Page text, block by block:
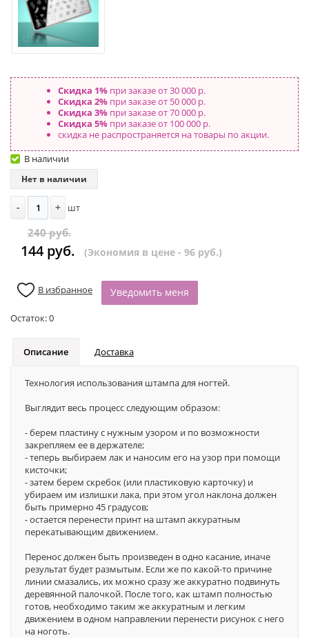
Скидка 1%при заказе от 30 000 р.
Скидка 2%при заказе от 50 000 р.
Скидка 3%при заказе от 70 000 р.
Скидка 5%при заказе от 100 000 р.
скидка не распространяется на товары по акции.
В наличии
Нет в наличии
- + шт
240 руб.
144 руб. (Экономия в цене - 96 руб.)
В избранное Уведомить меня
Остаток:0
Описание Доставка
Технология использования штампа для ногтей.
Выглядит весь процесс следующим образом:
- берем пластину с нужным узором и по возможности
закрепляем ее в держателе;
- теперь выбираем лак и наносим его на узор при помощи
кисточки;
- затем берем скребок (или пластиковую карточку) и
убираем им излишки лака, при этом угол наклона должен
быть примерно 45 градусов;
- остается перенести принт на штамп аккуратным
перекатывающим движением.
Перенос должен быть произведен в одно касание, иначе
результат будет размытым. Если же по какой-то причине
линии смазались, их можно сразу же аккуратно подвинуть
деревянной палочкой. После того, как штамп полностью
готов, необходимо таким же аккуратным и легким
движением в одном направлении перенести рисунок с него
на ноготь.